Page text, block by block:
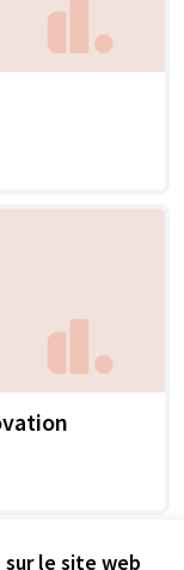
le site web